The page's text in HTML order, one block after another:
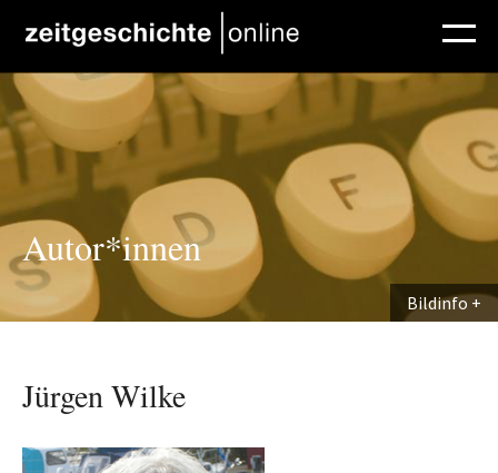
Direkt zum Inhalt
Autor*innen
Bildinfo
Jürgen Wilke